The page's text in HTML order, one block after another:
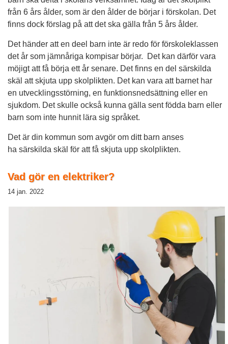
från 6 års ålder, som är den ålder de börjar i förskolan. Det
finns dock förslag på att det ska gälla från 5 års ålder.
Det händer att en deel barn inte är redo för förskoleklassen
det år som jämnåriga kompisar börjar. Det kan därför vara
möjigt att få börja ett år senare. Det finns en del särskilda
skäl att skjuta upp skolplikten. Det kan vara att barnet har
en utvecklingsstörning, en funktionsnedsättning eller en
sjukdom. Det skulle också kunna gälla sent födda barn eller
barn som inte hunnit lära sig språket.
Det är din kommun som avgör om ditt barn anses
ha särskilda skäl för att få skjuta upp skolplikten.
Vad gör en elektriker?
14 jan. 2022